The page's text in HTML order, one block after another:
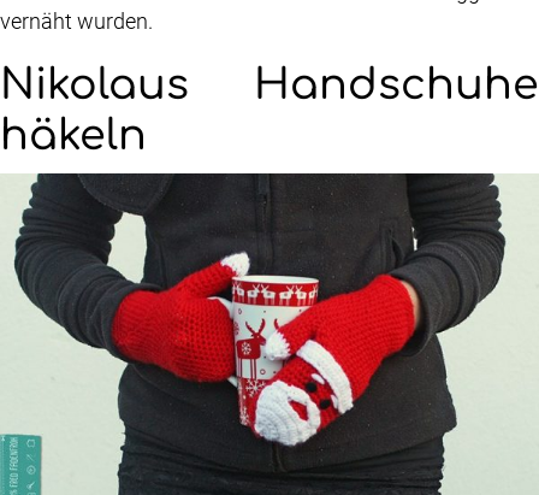
vernäht wurden.
Nikolaus Handschuhe
häkeln